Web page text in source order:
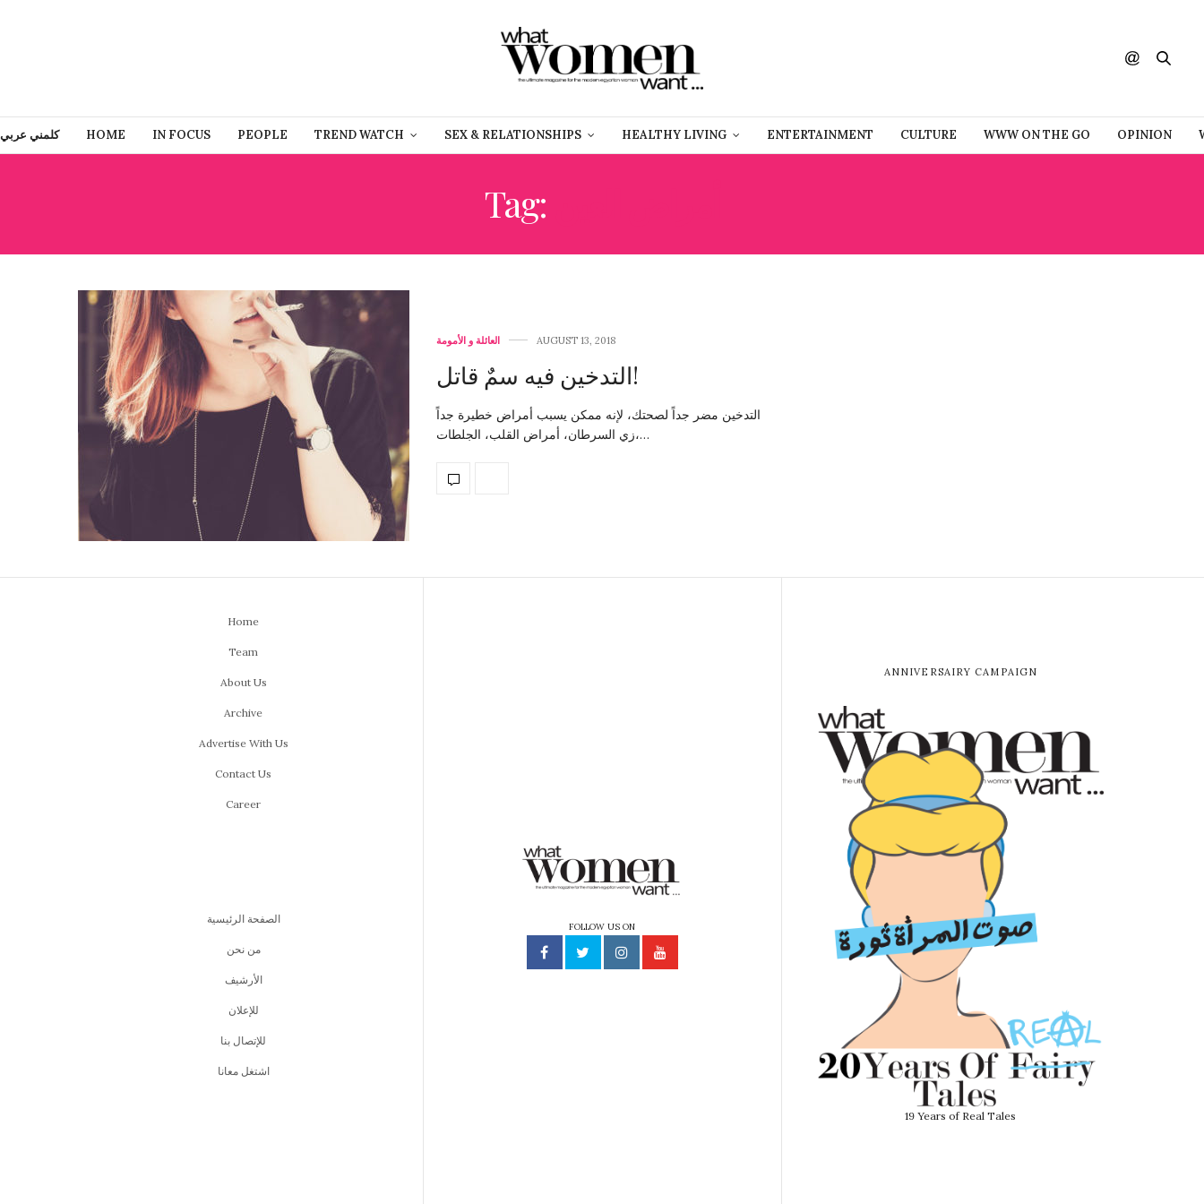
كلمني عربي HOME IN FOCUS PEOPLE TREND WATCH SEX & RELATIONSHIPS HEALTHY LIVING ENTERTAINMENT CULTURE WWW ON THE GO OPINION
Tag:
العائلة و الأمومة AUGUST 13, 2018
التدخين فيه سمٌ قاتل!
التدخين مضر جداً لصحتك، لإنه ممكن يسبب أمراض خطيرة جداً
زي السرطان، أمراض القلب، الجلطات،…
Home
Team
About Us
Archive
Advertise With Us
Contact Us
Career
الصفحة الرئيسية
من نحن
اﻷرشيف
للإعلان
للإتصال بنا
اشتغل معانا
FOLLOW US ON
ANNIVERSAIRY CAMPAIGN
19 Years of Real Tales